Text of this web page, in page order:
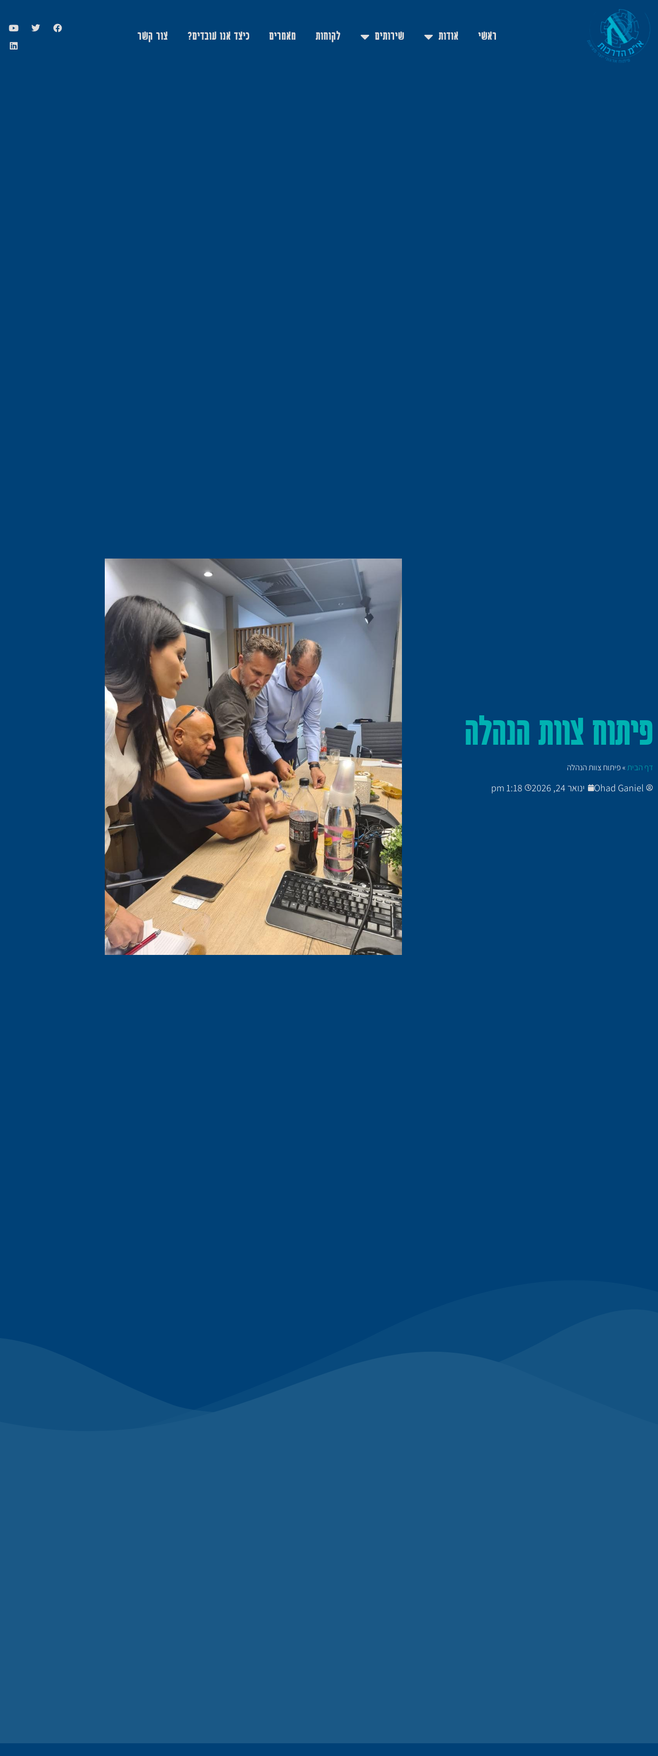
ראשי אודות שירותים לקוחות מאמרים כיצד אנו עובדים? צור קשר
פיתוח צוות הנהלה
דף הבית»פיתוח צוות הנהלה
Ohad Ganiel ינואר 24, 2026 1:18 pm